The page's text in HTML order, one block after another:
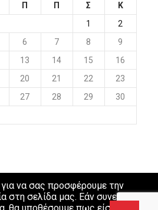
Π Π Σ
Κ
1
2
6 7 8
9
13 14 15
16
20 21 22
23
27 28 29
30
να σας προσφέρουμε την
στη σελίδα μας. Εάν συνεχίσετε να